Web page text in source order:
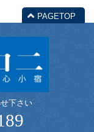
PAGETOP
下さい